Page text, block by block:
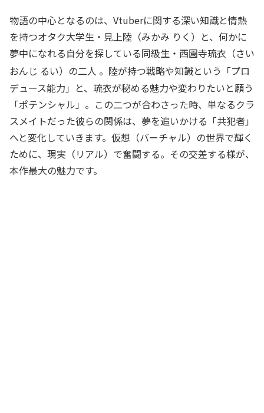
物語の中心となるのは、Vtuberに関する深い知識と情熱
を持つオタク大学生・見上陸（みかみ りく）と、何かに
夢中になれる自分を探している同級生・西園寺琉衣（さい
おんじ るい）の二人 。陸が持つ戦略や知識という「プロ
デュース能力」と、琉衣が秘める魅力や変わりたいと願う
「ポテンシャル」。この二つが合わさった時、単なるクラ
スメイトだった彼らの関係は、夢を追いかける「共犯者」
へと変化していきます。仮想（バーチャル）の世界で輝く
ために、現実（リアル）で奮闘する。その交差する様が、
本作最大の魅力です。